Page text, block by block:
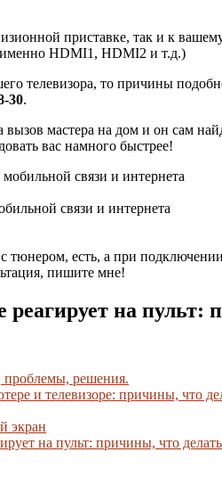
приставке, так и к
HDMI1, HDMI2 и т.д.)
телевизора, то причины
30.
мастера на дом и он сам
вас намного быстрее!
связи и интернета
тюнером, есть, а при
пишите мне!
реагирует на пульт:
проблемы, решения.
и телевизоре: причины, что
экран
на пульт: причины, что